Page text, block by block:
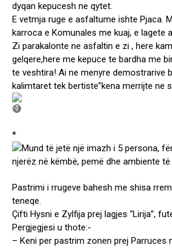
dyqan kepucesh ne qytet.
E vetmja ruge e asfaltume ishte Pjaca.
karroca e Komunales me kuaj, e lagete
Zi parakalonte ne asfaltin e zi , here
gelqere,here me kepuce te bardha me
te veshtira! Ai ne menyre demostrarive
kalimtaret tek bertiste”kena merrijte ne
*
Pastrimi i rrugeve bahesh me shisa
teneqe.
Çifti Hysni e Zylfija prej lagjes “Lirija”,
Pergjegjesi u thote:-
– Keni per pastrim zonen prej Parruces